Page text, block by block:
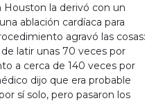
Houston la derivó con un
ablación cardíaca para
agravó las cosas:
latir unas 70 veces por
a cerca de 140 veces por
dijo que era probable
sí solo, pero pasaron los